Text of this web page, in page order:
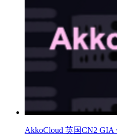
AkkoCloud 英国CN2